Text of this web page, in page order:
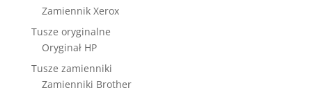
Zamiennik Xerox
Tusze oryginalne
Oryginał HP
Tusze zamienniki
Zamienniki Brother